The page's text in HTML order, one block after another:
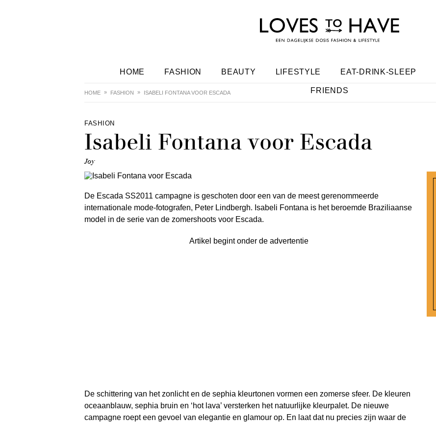
HOME FASHION BEAUTY LIFESTYLE EAT-DRINK-SLEEP
FRIENDS
HOME FASHION ISABELI FONTANA VOOR ESCADA
FASHION
Isabeli Fontana voor Escada
Joy
De Escada SS2011 campagne is geschoten door een van de meest gerenommeerde
internationale mode-fotografen, Peter Lindbergh. Isabeli Fontana is het beroemde Braziliaanse
model in de serie van de zomershoots voor Escada.
Artikel begint onder de advertentie
De schittering van het zonlicht en de sephia kleurtonen vormen een zomerse sfeer. De kleuren
oceaanblauw, sephia bruin en ‘hot lava’ versterken het natuurlijke kleurpalet. De nieuwe
campagne roept een gevoel van elegantie en glamour op. En laat dat nu precies zijn waar de